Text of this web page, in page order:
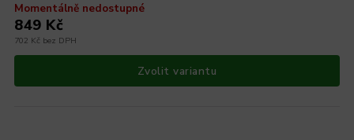
Momentálně nedostupné
702 Kč bez DPH
849 Kč
Zvolit variantu